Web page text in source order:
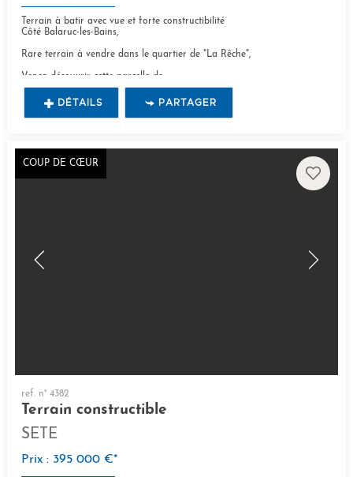
Terrain à batir avec vue et forte constructibilité
Côté Balaruc-les-Bains,
Rare terrain à vendre dans le quartier de "La Rêche",
Venez découvrir cette parcelle de...
DÉTAILS PARTAGER
COUP DE CŒUR
ref. n° 4382
Terrain constructible
SETE
Prix : 395 000 €*